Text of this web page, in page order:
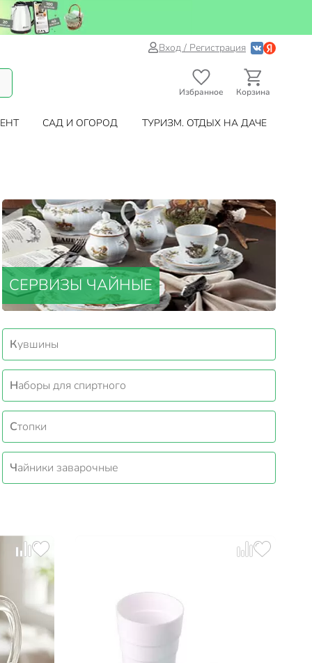
Вход / Регистрация
Избранное Корзина
САД И ОГОРОД ТУРИЗМ. ОТДЫХ НА ДАЧЕ
СЕРВИЗЫ ЧАЙНЫЕ
Кувшины
Наборы для спиртного
Стопки
Чайники заварочные